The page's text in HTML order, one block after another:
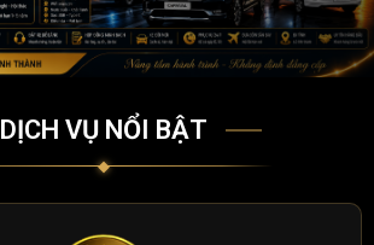
DỊCH VỤ NỔI BẬT